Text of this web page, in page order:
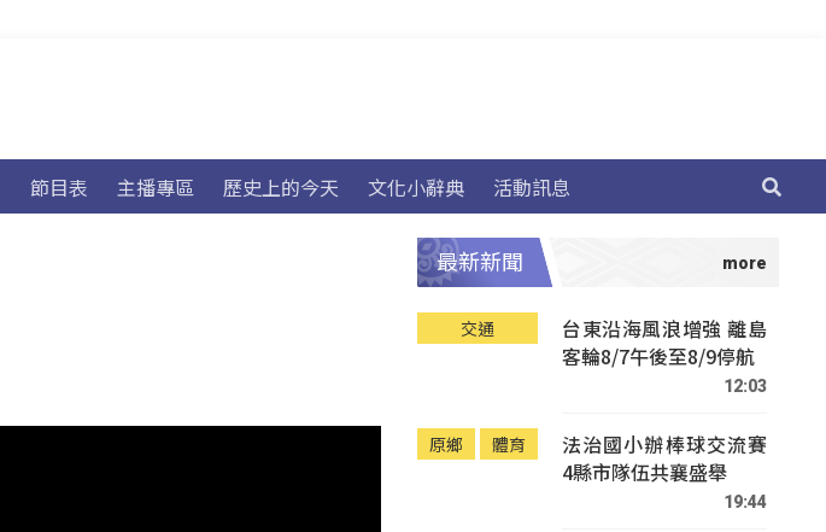
節目表 主播專區 歷史上的今天 文化小辭典 活動訊息
最新新聞
交通
台東沿海風浪增強 離島
客輪8/7午後至8/9停航
12:03
原鄉 體育
法治國小辦棒球交流賽
4縣市隊伍共襄盛舉
19:44